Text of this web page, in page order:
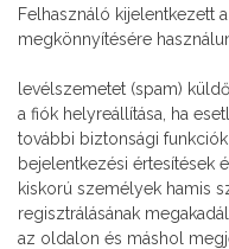
Felhasználó kijelentkezett
megkönnyítésére
levélszemetet (spam)
a fiók helyreállítása, ha
további biztonsági
bejelentkezési értesítések
kiskorú személyek hamis
regisztrálásának
az oldalon és máshol